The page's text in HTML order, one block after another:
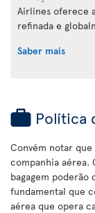
Airlines oferece
refinada e
Saber mais
Política
Convém notar
companhia aérea.
bagagem poderão
fundamental que
aérea que opera